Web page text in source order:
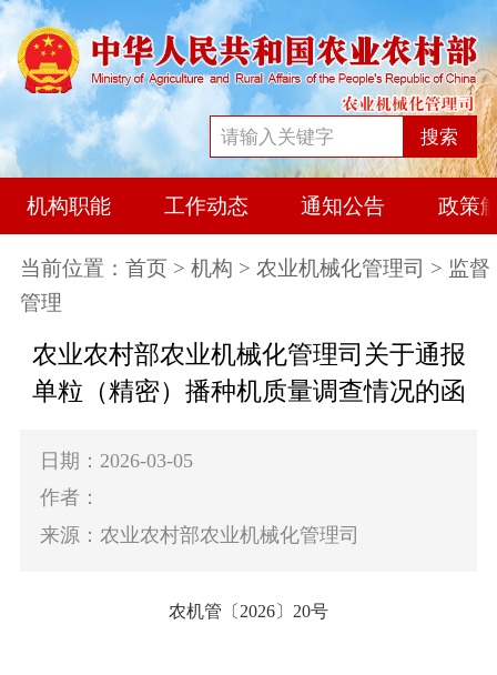
搜索
机构职能 工作动态 通知公告 政策
当前位置： 首页 > 机构 > 农业机械化管理司 > 监督
管理
农业农村部农业机械化管理司关于通报
单粒（精密）播种机质量调查情况的函
日期：2026-03-05
作者：
来源：农业农村部农业机械化管理司
农机管〔 2026〕 20号